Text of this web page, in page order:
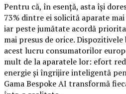
Pentru că, în esență, asta își
73% dintre ei solicită aparate
iar peste jumătate acordă
mai presus de orice.
acest lucru consumatorilor
mult de la aparatele lor: efort
energie și îngrijire inteligentă
Gama Bespoke AI transformă